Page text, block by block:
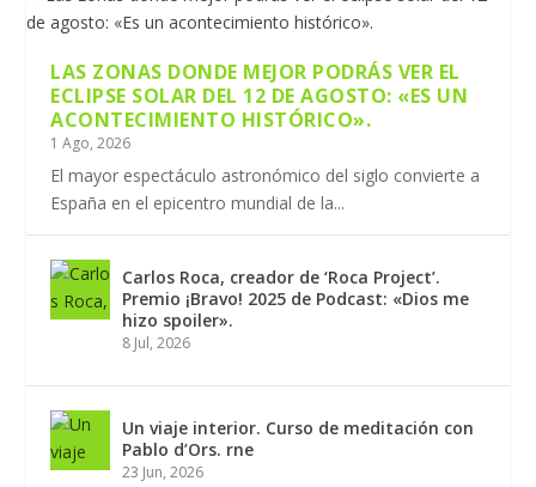
LAS ZONAS DONDE MEJOR PODRÁS VER EL
ECLIPSE SOLAR DEL 12 DE AGOSTO: «ES UN
ACONTECIMIENTO HISTÓRICO».
1 Ago, 2026
El mayor espectáculo astronómico del siglo convierte a
España en el epicentro mundial de la...
Carlos Roca, creador de ‘Roca Project’.
Premio ¡Bravo! 2025 de Podcast: «Dios me
hizo spoiler».
8 Jul, 2026
Un viaje interior. Curso de meditación con
Pablo d’Ors. rne
23 Jun, 2026